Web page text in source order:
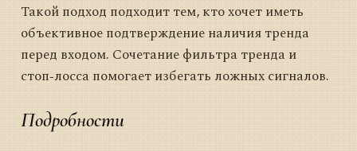
Такой подход подходит тем, кто хочет иметь
объективное подтверждение наличия тренда
перед входом. Сочетание фильтра тренда и
стоп‑лосса помогает избегать ложных сигналов.
Подробности